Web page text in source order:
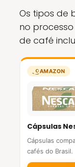
Os tipos de
no
de café
AMAZON
Cápsulas
Cápsulas
cafés do Brasil.